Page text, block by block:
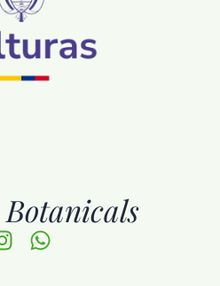
Botanicals
Instagram
Whatsapp